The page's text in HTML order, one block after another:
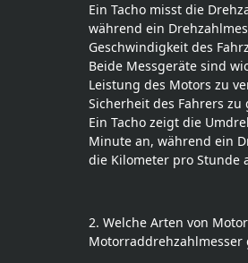
Ein Tacho misst die
während ein
Geschwindigkeit des
Beide Messgeräte sind
Leistung des Motors zu
Sicherheit des Fahrers zu
Ein Tacho zeigt die
Minute an, während ein
die Kilometer pro Stunde
2. Welche Arten von
Motorraddrehzahlmesser